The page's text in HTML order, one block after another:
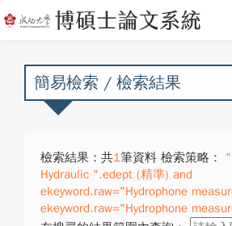
簡易檢索 / 檢索結果
檢索結果：共1筆資料 檢索策略：
Hydraulic ".edept (精準) and
ekeyword.raw="Hydrophone
ekeyword.raw="Hydrophone